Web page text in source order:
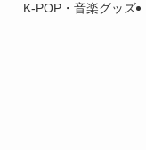
K-POP・音楽グッズ